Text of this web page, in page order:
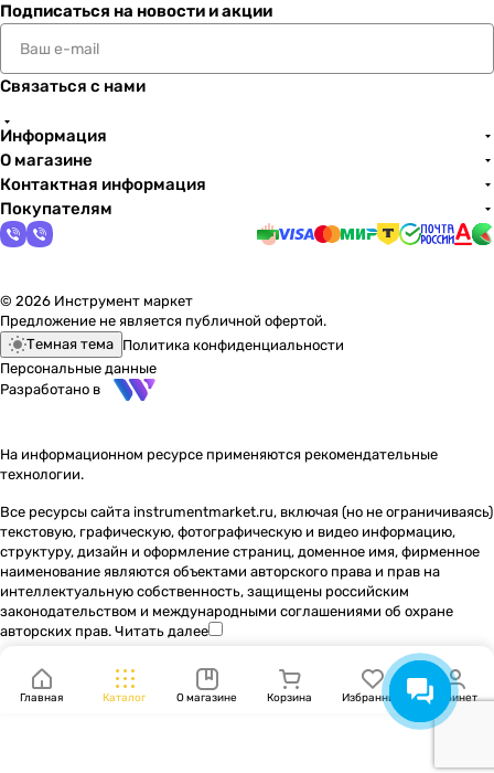
Подписаться на новости и акции
Связаться с нами
Информация
О магазине
Контактная информация
Покупателям
© 2026 Инструмент маркет
Предложение не является публичной офертой.
Темная тема Политика конфиденциальности
Персональные данные
Разработано в
На информационном ресурсе применяются рекомендательные
технологии.
Все ресурсы сайта instrumentmarket.ru, включая (но не ограничиваясь)
текстовую, графическую, фотографическую и видео информацию,
структуру, дизайн и оформление страниц, доменное имя, фирменное
наименование являются объектами авторского права и прав на
интеллектуальную собственность, защищены российским
законодательством и международными соглашениями об охране
авторских прав. Читать далее
Главная Каталог О магазине Корзина Избранные Кабинет